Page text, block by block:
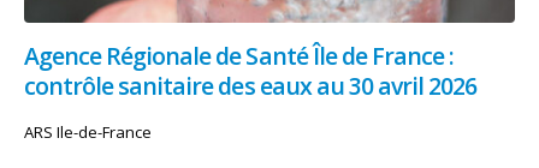
Agence Régionale de Santé Île de France :
contrôle sanitaire des eaux au 30 avril 2026
ARS Ile-de-France